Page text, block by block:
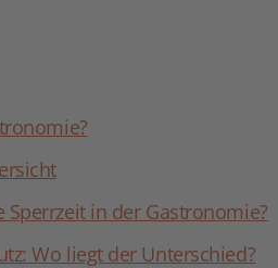
in der Gastronomie?
Wo liegt der Unterschied?